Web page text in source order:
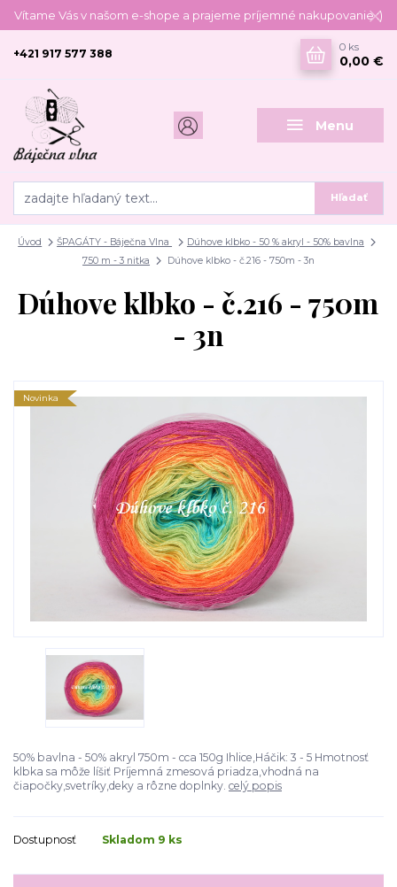
Vítame Vás v našom e-shope a prajeme príjemné nakupovanie :)
Menu
Hľadať
+421 917 577 388
0 ks
0,00 €
Úvod ŠPAGÁTY - Báječna Vlna
Dúhove klbko - 50 % akryl - 50% bavlna
750 m - 3 nitka
Dúhove klbko - č.216 - 750m - 3n
Dúhove klbko - č.216 - 750m
- 3n
Novinka
50% bavlna - 50% akryl 750m - cca 150g Ihlice,Háčik: 3 - 5 Hmotnosť
klbka sa môže líšiť Príjemná zmesová priadza,vhodná na
čiapočky,svetríky,deky a rôzne doplnky. celý popis
Dostupnosť Skladom 9 ks